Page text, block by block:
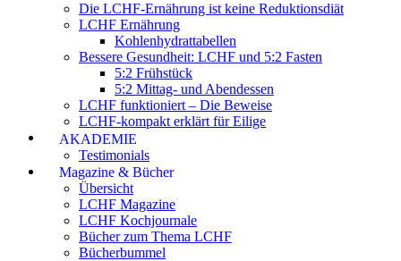
Die LCHF-Ernährung ist keine Reduktionsdiät
LCHF Ernährung
Kohlenhydrattabellen
Bessere Gesundheit: LCHF und 5:2 Fasten
5:2 Frühstück
5:2 Mittag- und Abendessen
LCHF funktioniert – Die Beweise
LCHF-kompakt erklärt für Eilige
AKADEMIE
Testimonials
Magazine & Bücher
Übersicht
LCHF Magazine
LCHF Kochjournale
Bücher zum Thema LCHF
Bücherbummel